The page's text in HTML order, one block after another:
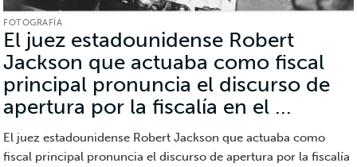
FOTOGRAFÍA
El juez estadounidense Robert
Jackson que actuaba como fiscal
principal pronuncia el discurso de
apertura por la fiscalía en el ...
El juez estadounidense Robert Jackson que actuaba como
fiscal principal pronuncia el discurso de apertura por la fiscalía